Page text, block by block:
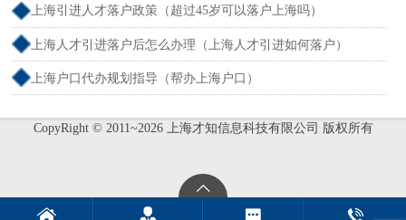
上海引进人才落户政策（超过45岁可以落户上海吗）
上海人才引进落户后怎么办理（上海人才引进如何落户）
上海户口代办规划指导（帮办上海户口）
CopyRight © 2011~2026 上海才知信息科技有限公司 版权所有